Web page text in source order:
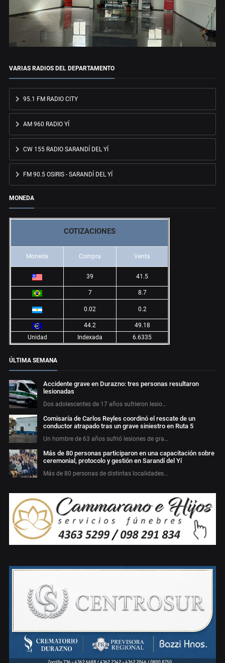
VARIAS RADIOS DEL DEPARTAMENTO
95.1 FM RADIO CITY
AM 960 RADIO YÍ
CW 155 RADIO SARANDÍ DEL YÍ
FM 90.5 OSIRIS - SARANDÍ DEL YÍ
MONEDA
COTIZACIONES
Moneda Compra Venta
39 41.5
7 8.7
0.02 0.2
44.2
49.18
Unidad
Indexada 6.6335
ÚLTIMA SEMANA
Accidente grave en Durazno: tres personas resultaron
lesionadas
Dos adolescentes de 17 años sufrieron lesio…
Comisaría de Carlos Reyles coordinó el rescate de un
conductor atrapado tras un grave siniestro en Ruta 5
Un hombre de 63 años sufrió lesiones de gra…
Más de 80 personas participaron en una capacitación sobre
ceremonial, protocolo y gestión en Sarandí del Yí
Más de 80 personas de distintas localidades…